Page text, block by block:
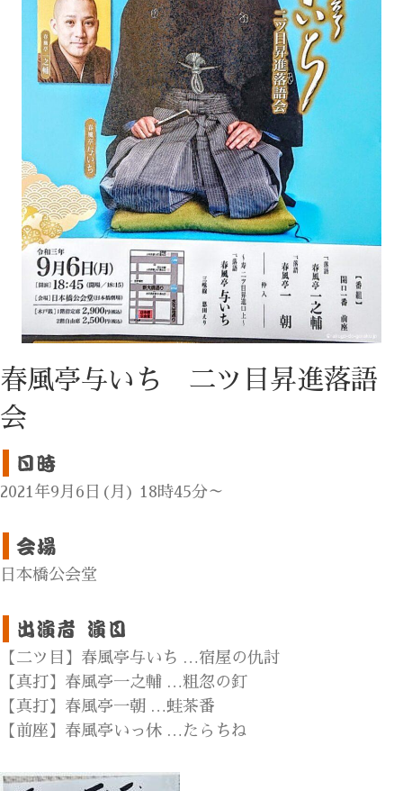
春風亭与いち 二ツ目昇進落語
会
2021年9月6日(月) 18時45分～
日本橋公会堂
【二ツ目】春風亭与いち …宿屋の仇討
【真打】春風亭一之輔 …粗忽の釘
【真打】春風亭一朝 …蛙茶番
【前座】春風亭いっ休 …たらちね